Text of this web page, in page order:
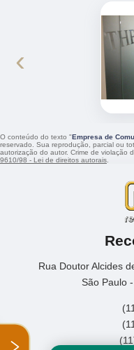
‹
O conteúdo do texto "Empresa de
reservado. Sua reprodução, parcial ou
autorização do autor. Crime de violação
9610/98 - Lei de direitos autorais
Rua Doutor Alcides
São Paulo